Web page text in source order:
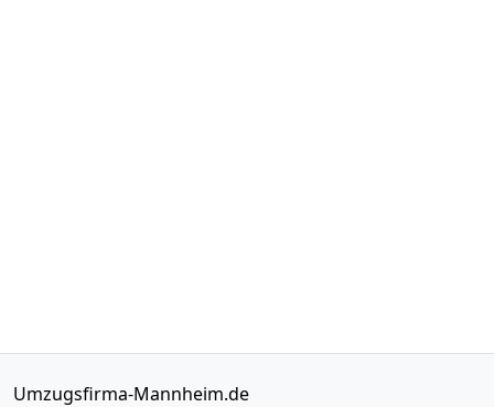
Umzugsfirma-Mannheim.de